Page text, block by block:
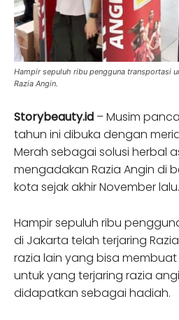
Hampir sepuluh ribu pengguna transportasi
Razia Angin.
Storybeauty.id – Musim
tahun ini dibuka dengan
Merah sebagai solusi herbal
mengadakan Razia Angin di
kota sejak akhir November lalu.
Hampir sepuluh ribu
di Jakarta telah terjaring
razia lain yang bisa
untuk yang terjaring razia
didapatkan sebagai hadiah.